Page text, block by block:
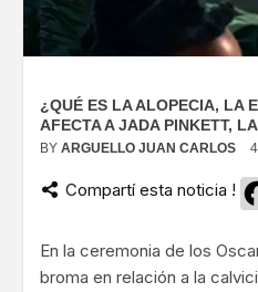
¿QUÉ ES LA ALOPECIA, LA
AFECTA A JADA PINKETT,
BY ARGUELLO JUAN CARLOS
Compartí esta noticia !
En la ceremonia de los
broma en relación a la